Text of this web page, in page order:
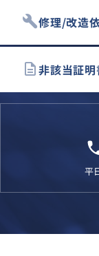
build修理/改造
description非該当証
平